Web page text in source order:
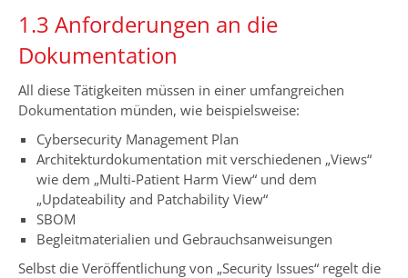
1.3 Anforderungen an die
Dokumentation
All diese Tätigkeiten müssen in einer umfangreichen
Dokumentation münden, wie beispielsweise:
Cybersecurity Management Plan
Architekturdokumentation mit verschiedenen „Views“
wie dem „Multi-Patient Harm View“ und dem
„Updateability and Patchability View“
SBOM
Begleitmaterialien und Gebrauchsanweisungen
Selbst die Veröffentlichung von „Security Issues“ regelt die